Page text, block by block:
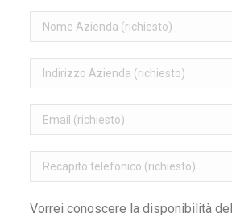
Vorrei conoscere la disponibilità